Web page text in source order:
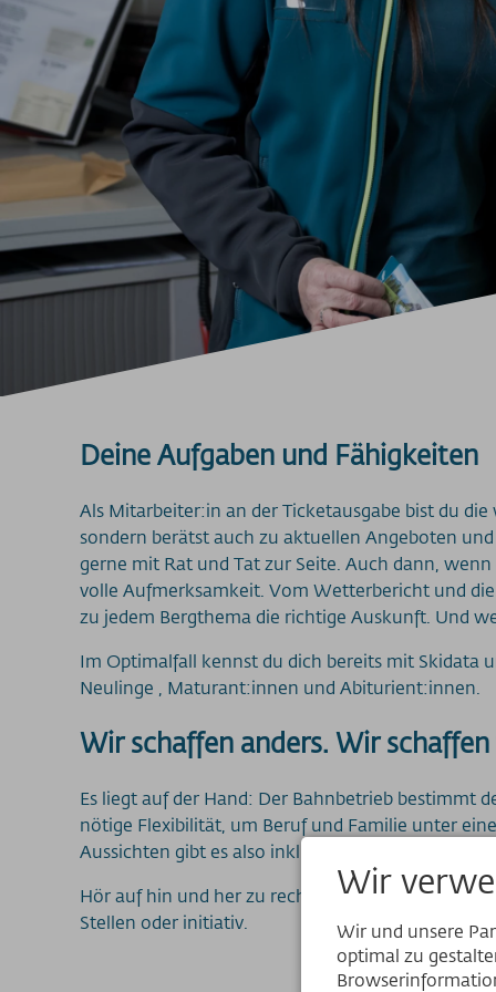
Deine Aufgaben und Fähigkeiten
Als Mitarbeiter:in an der Ticketausgabe bist du
sondern berätst auch zu aktuellen Angeboten
gerne mit Rat und Tat zur Seite. Auch dann,
volle Aufmerksamkeit. Vom Wetterbericht und
zu jedem Bergthema die richtige Auskunft. Und
Im Optimalfall kennst du dich bereits mit Skidata
Neulinge , Maturant:innen und Abiturient:innen.
Wir schaffen anders. Wir
Es liegt auf der Hand: Der Bahnbetrieb bestimmt
nötige Flexibilität, um Beruf und Familie unter
Aussichten gibt es also inklusive.
Hör auf hin und her zu rechnen, werde Teil des
Stellen oder initiativ.
Wir
Wir und unsere
optimal zu